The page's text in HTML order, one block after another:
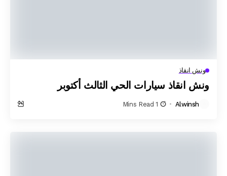
ونش انقاذ
ونش انقاذ سيارات الحي الثالث أكتوبر
Alwinsh
1 Mins Read